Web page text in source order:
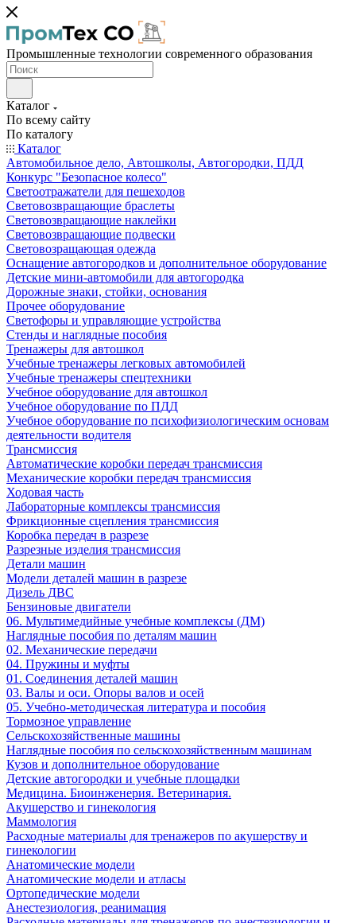
Промышленные технологии современного образования
Каталог
По всему сайту
По каталогу
Каталог
Автомобильное дело, Автошколы, Автогородки, ПДД
Конкурс "Безопасное колесо"
Светоотражатели для пешеходов
Световозвращающие браслеты
Световозвращающие наклейки
Световозвращающие подвески
Световозращающая одежда
Оснащение автогородков и дополнительное оборудование
Детские мини-автомобили для автогородка
Дорожные знаки, стойки, основания
Прочее оборудование
Светофоры и управляющие устройства
Стенды и наглядные пособия
Тренажеры для автошкол
Учебные тренажеры легковых автомобилей
Учебные тренажеры спецтехники
Учебное оборудование для автошкол
Учебное оборудование по ПДД
Учебное оборудование по психофизиологическим основам
деятельности водителя
Трансмиссия
Автоматические коробки передач трансмиссия
Механические коробки передач трансмиссия
Ходовая часть
Лабораторные комплексы трансмиссия
Фрикционные сцепления трансмиссия
Коробка передач в разрезе
Разрезные изделия трансмиссия
Детали машин
Модели деталей машин в разрезе
Дизель ДВС
Бензиновые двигатели
06. Мультимедийные учебные комплексы (ДМ)
Наглядные пособия по деталям машин
02. Механические передачи
04. Пружины и муфты
01. Соединения деталей машин
03. Валы и оси. Опоры валов и осей
05. Учебно-методическая литература и пособия
Тормозное управление
Сельскохозяйственные машины
Наглядные пособия по сельскохозяйственным машинам
Кузов и дополнительное оборудование
Детские автогородки и учебные площадки
Медицина. Биоинженерия. Ветеринария.
Акушерство и гинекология
Маммология
Расходные материалы для тренажеров по акушерству и
гинекологии
Анатомические модели
Анатомические модели и атласы
Ортопедические модели
Анестезиология, реанимация